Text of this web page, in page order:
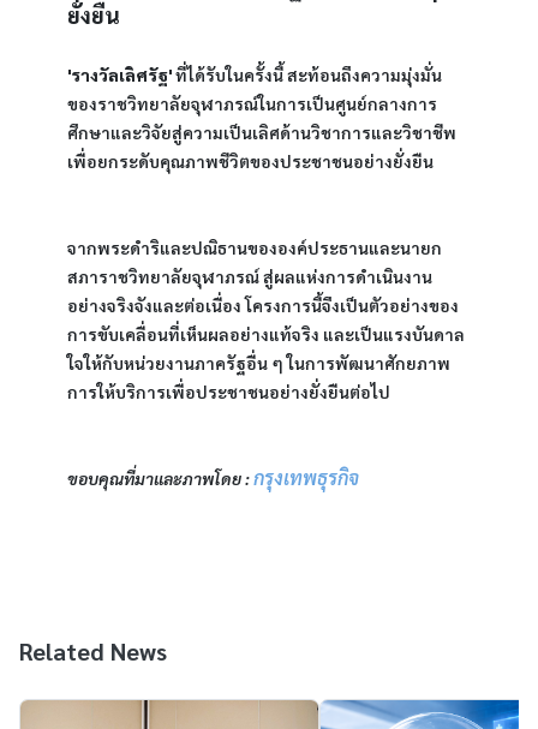
ยั่งยืน
'รางวัลเลิศรัฐ' ที่ได้รับในครั้งนี้ สะท้อนถึงความมุ่งมั่น
ของราชวิทยาลัยจุฬาภรณ์ในการเป็นศูนย์กลางการ
ศึกษาและวิจัยสู่ความเป็นเลิศด้านวิชาการและวิชาชีพ
เพื่อยกระดับคุณภาพชีวิตของประชาชนอย่างยั่งยืน
จากพระดำริและปณิธานขององค์ประธานและนายก
สภาราชวิทยาลัยจุฬาภรณ์ สู่ผลแห่งการดำเนินงาน
อย่างจริงจังและต่อเนื่อง โครงการนี้จึงเป็นตัวอย่างของ
การขับเคลื่อนที่เห็นผลอย่างแท้จริง และเป็นแรงบันดาล
ใจให้กับหน่วยงานภาครัฐอื่น ๆ ในการพัฒนาศักยภาพ
การให้บริการเพื่อประชาชนอย่างยั่งยืนต่อไป
ขอบคุณที่มาและภาพโดย : กรุงเทพธุรกิจ
Related News